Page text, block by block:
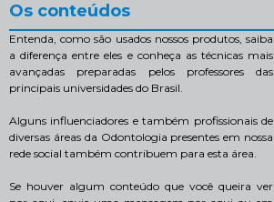
Os conteúdos
Entenda, como são usados nossos produtos, saiba
a diferença entre eles e conheça as técnicas mais
avançadas preparadas pelos professores das
principais universidades do Brasil.
Alguns influenciadores e também profissionais de
diversas áreas da Odontologia presentes em nossa
rede social também contribuem para esta área.
Se houver algum conteúdo que você queira ver